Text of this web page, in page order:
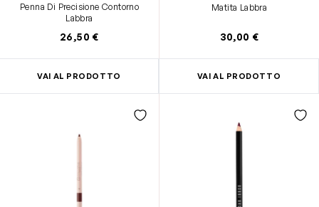
Penna Di Precisione Contorno
Labbra
26,50 €
VAI AL PRODOTTO
Matita Labbra
30,00 €
VAI AL PRODOTTO